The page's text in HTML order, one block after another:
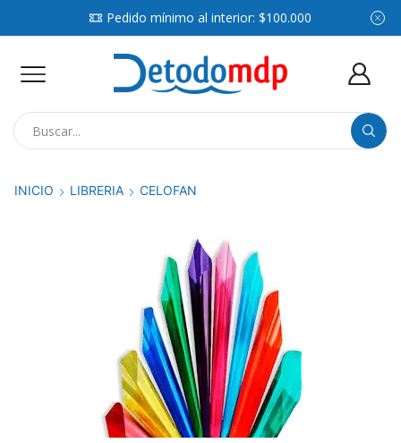
Pedido mínimo al interior: $100.000
INICIO LIBRERIA CELOFAN